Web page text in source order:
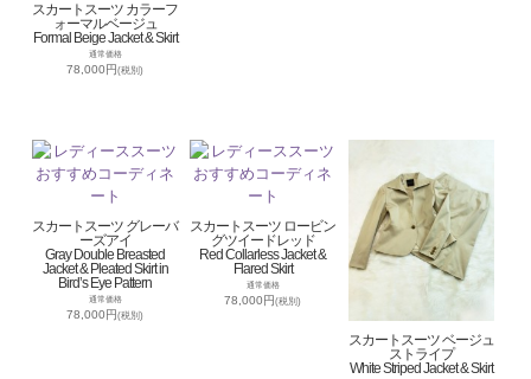
スカートスーツ カラーフ
ォーマルベージュ
Formal Beige Jacket & Skirt
通常価格
78,000円(税別)
スカートスーツ グレーバ
ーズアイ
Gray Double Breasted
Jacket & Pleated Skirt in
Bird’s Eye Pattern
通常価格
78,000円(税別)
スカートスーツ ロービン
グツイードレッド
Red Collarless Jacket &
Flared Skirt
通常価格
78,000円(税別)
スカートスーツ ベージュ
ストライプ
White Striped Jacket & Skirt